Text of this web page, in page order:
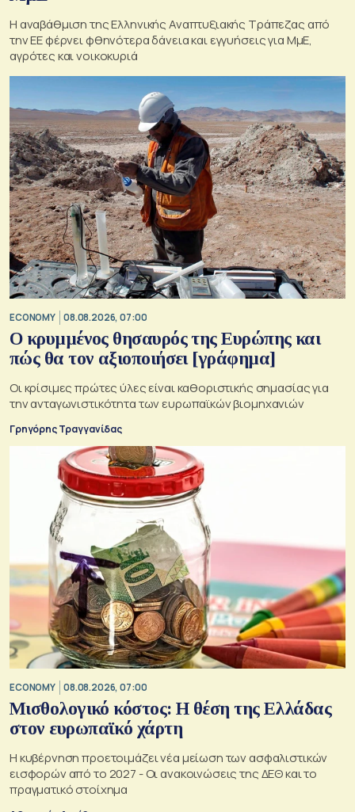
Η αναβάθμιση της Ελληνικής Αναπτυξιακής Τράπεζας από
την ΕΕ φέρνει φθηνότερα δάνεια και εγγυήσεις για ΜμΕ,
αγρότες και νοικοκυριά
ECONOMY 08.08.2026, 07:00
Ο κρυμμένος θησαυρός της Ευρώπης και
πώς θα τον αξιοποιήσει [γράφημα]
Οι κρίσιμες πρώτες ύλες είναι καθοριστικής σημασίας για
την ανταγωνιστικότητα των ευρωπαϊκών βιομηχανιών
Γρηγόρης Τραγγανίδας
ECONOMY 08.08.2026, 07:00
Μισθολογικό κόστος: Η θέση της Ελλάδας
στον ευρωπαϊκό χάρτη
Η κυβέρνηση προετοιμάζει νέα μείωση των ασφαλιστικών
εισφορών από το 2027 - Οι ανακοινώσεις της ΔΕΘ και το
πραγματικό στοίχημα